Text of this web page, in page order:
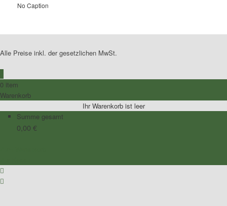
No Caption
Alle Preise inkl. der gesetzlichen MwSt.
0 item
Warenkorb
Ihr Warenkorb ist leer
Summe gesamt
0,00 €